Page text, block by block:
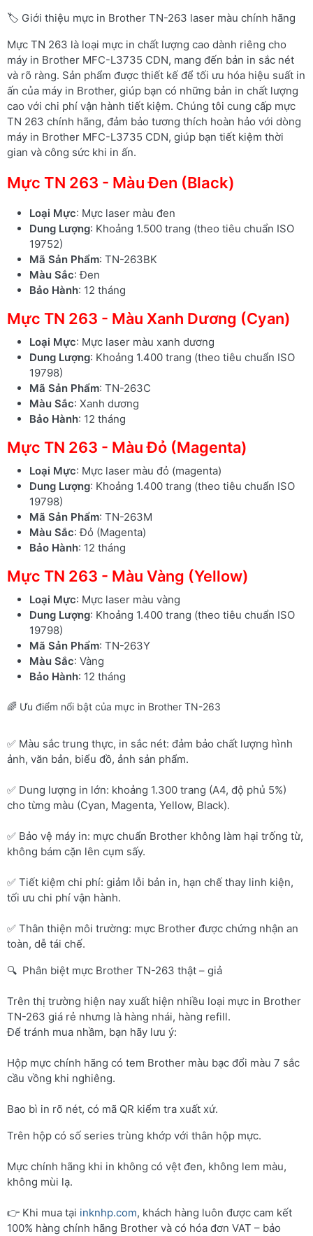
🏷️ Giới thiệu mực in Brother TN-263 laser màu chính hãng
Mực TN 263 là loại mực in chất lượng cao dành riêng cho
máy in Brother MFC-L3735 CDN, mang đến bản in sắc nét
và rõ ràng. Sản phẩm được thiết kế để tối ưu hóa hiệu suất in
ấn của máy in Brother, giúp bạn có những bản in chất lượng
cao với chi phí vận hành tiết kiệm. Chúng tôi cung cấp mực
TN 263 chính hãng, đảm bảo tương thích hoàn hảo với dòng
máy in Brother MFC-L3735 CDN, giúp bạn tiết kiệm thời
gian và công sức khi in ấn.
Mực TN 263 - Màu Đen (Black)
Loại Mực: Mực laser màu đen
Dung Lượng: Khoảng 1.500 trang (theo tiêu chuẩn ISO
19752)
Mã Sản Phẩm: TN-263BK
Màu Sắc: Đen
Bảo Hành: 12 tháng
Mực TN 263 - Màu Xanh Dương (Cyan)
Loại Mực: Mực laser màu xanh dương
Dung Lượng: Khoảng 1.400 trang (theo tiêu chuẩn ISO
19798)
Mã Sản Phẩm: TN-263C
Màu Sắc: Xanh dương
Bảo Hành: 12 tháng
Mực TN 263 - Màu Đỏ (Magenta)
Loại Mực: Mực laser màu đỏ (magenta)
Dung Lượng: Khoảng 1.400 trang (theo tiêu chuẩn ISO
19798)
Mã Sản Phẩm: TN-263M
Màu Sắc: Đỏ (Magenta)
Bảo Hành: 12 tháng
Mực TN 263 - Màu Vàng (Yellow)
Loại Mực: Mực laser màu vàng
Dung Lượng: Khoảng 1.400 trang (theo tiêu chuẩn ISO
19798)
Mã Sản Phẩm: TN-263Y
Màu Sắc: Vàng
Bảo Hành: 12 tháng
🌈 Ưu điểm nổi bật của mực in Brother TN-263
✅ Màu sắc trung thực, in sắc nét: đảm bảo chất lượng hình
ảnh, văn bản, biểu đồ, ảnh sản phẩm.
✅ Dung lượng in lớn: khoảng 1.300 trang (A4, độ phủ 5%)
cho từng màu (Cyan, Magenta, Yellow, Black).
✅ Bảo vệ máy in: mực chuẩn Brother không làm hại trống từ,
không bám cặn lên cụm sấy.
✅ Tiết kiệm chi phí: giảm lỗi bản in, hạn chế thay linh kiện,
tối ưu chi phí vận hành.
✅ Thân thiện môi trường: mực Brother được chứng nhận an
toàn, dễ tái chế.
🔍 Phân biệt mực Brother TN-263 thật – giả
Trên thị trường hiện nay xuất hiện nhiều loại mực in Brother
TN-263 giá rẻ nhưng là hàng nhái, hàng refill.
Để tránh mua nhầm, bạn hãy lưu ý:
Hộp mực chính hãng có tem Brother màu bạc đổi màu 7 sắc
cầu vồng khi nghiêng.
Bao bì in rõ nét, có mã QR kiểm tra xuất xứ.
Trên hộp có số series trùng khớp với thân hộp mực.
Mực chính hãng khi in không có vệt đen, không lem màu,
không mùi lạ.
👉 Khi mua tại inknhp.com, khách hàng luôn được cam kết
100% hàng chính hãng Brother và có hóa đơn VAT – bảo